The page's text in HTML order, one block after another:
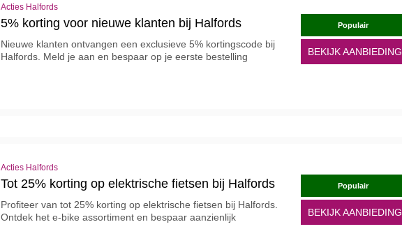
Acties Halfords
5% korting voor nieuwe klanten bij Halfords
Nieuwe klanten ontvangen een exclusieve 5% kortingscode bij
Halfords. Meld je aan en bespaar op je eerste bestelling
Populair
BEKIJK AANBIEDING
Acties Halfords
Tot 25% korting op elektrische fietsen bij Halfords
Profiteer van tot 25% korting op elektrische fietsen bij Halfords.
Ontdek het e-bike assortiment en bespaar aanzienlijk
Populair
BEKIJK AANBIEDING